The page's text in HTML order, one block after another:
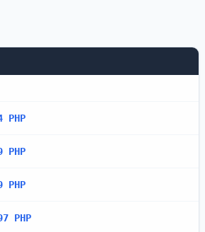
PHP
PHP
PHP
PHP